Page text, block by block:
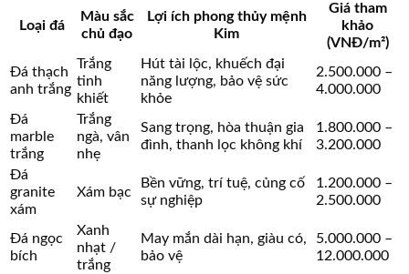
Loại đá
Màu sắc
chủ đạo
Lợi ích phong thủy mệnh
Kim
Giá tham
khảo
(VNĐ/m²)
Đá thạch
anh trắng
Trắng
tinh
khiết
Hút tài lộc, khuếch đại
năng lượng, bảo vệ sức
khỏe
2.500.000 –
4.000.000
Đá
marble
trắng
Trắng
ngà, vân
nhẹ
Sang trọng, hòa thuận gia
đình, thanh lọc không khí
1.800.000 –
3.200.000
Đá
granite
xám
Xám bạc
Bền vững, trí tuệ, củng cố
sự nghiệp
1.200.000 –
2.500.000
Đá ngọc
bích
Xanh
nhạt /
trắng
May mắn dài hạn, giàu có,
bảo vệ
5.000.000 –
12.000.000